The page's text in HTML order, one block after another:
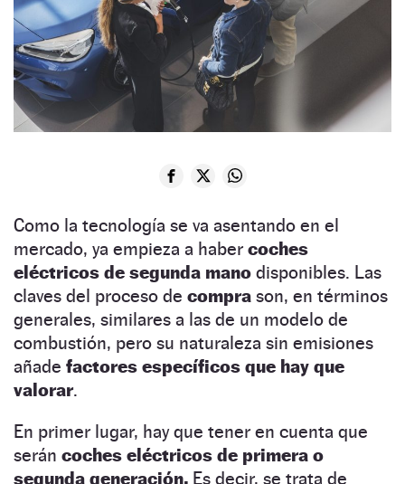
Como la tecnología se va asentando en el
mercado, ya empieza a haber coches
eléctricos de segunda mano disponibles. Las
claves del proceso de compra son, en términos
generales, similares a las de un modelo de
combustión, pero su naturaleza sin emisiones
añade factores específicos que hay que
valorar.
En primer lugar, hay que tener en cuenta que
serán coches eléctricos de primera o
segunda generación. Es decir, se trata de